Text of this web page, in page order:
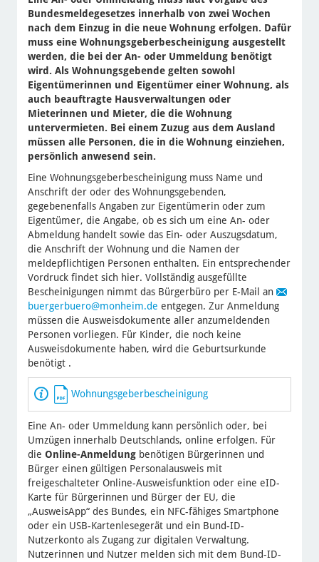
Bundesmeldegesetzes innerhalb von zwei Wochen
nach dem Einzug in die neue Wohnung erfolgen. Dafür
muss eine Wohnungsgeberbescheinigung ausgestellt
werden, die bei der An- oder Ummeldung benötigt
wird. Als Wohnungsgebende gelten sowohl
Eigentümerinnen und Eigentümer einer Wohnung, als
auch beauftragte Hausverwaltungen oder
Mieterinnen und Mieter, die die Wohnung
untervermieten. Bei einem Zuzug aus dem Ausland
müssen alle Personen, die in die Wohnung einziehen,
persönlich anwesend sein.
Eine Wohnungsgeberbescheinigung muss Name und
Anschrift der oder des Wohnungsgebenden,
gegebenenfalls Angaben zur Eigentümerin oder zum
Eigentümer, die Angabe, ob es sich um eine An- oder
Abmeldung handelt sowie das Ein- oder Auszugsdatum,
die Anschrift der Wohnung und die Namen der
meldepflichtigen Personen enthalten. Ein entsprechender
Vordruck findet sich hier. Vollständig ausgefüllte
Bescheinigungen nimmt das Bürgerbüro per E-Mail an
buergerbuero@monheim.de entgegen. Zur Anmeldung
müssen die Ausweisdokumente aller anzumeldenden
Personen vorliegen. Für Kinder, die noch keine
Ausweisdokumente haben, wird die Geburtsurkunde
benötigt .
Wohnungsgeberbescheinigung
Eine An- oder Ummeldung kann persönlich oder, bei
Umzügen innerhalb Deutschlands, online erfolgen. Für
die Online-Anmeldungbenötigen Bürgerinnen und
Bürger einen gültigen Personalausweis mit
freigeschalteter Online-Ausweisfunktion oder eine eID-
Karte für Bürgerinnen und Bürger der EU, die
„AusweisApp“ des Bundes, ein NFC-fähiges Smartphone
oder ein USB-Kartenlesegerät und ein Bund-ID-
Nutzerkonto als Zugang zur digitalen Verwaltung.
Nutzerinnen und Nutzer melden sich mit dem Bund-ID-